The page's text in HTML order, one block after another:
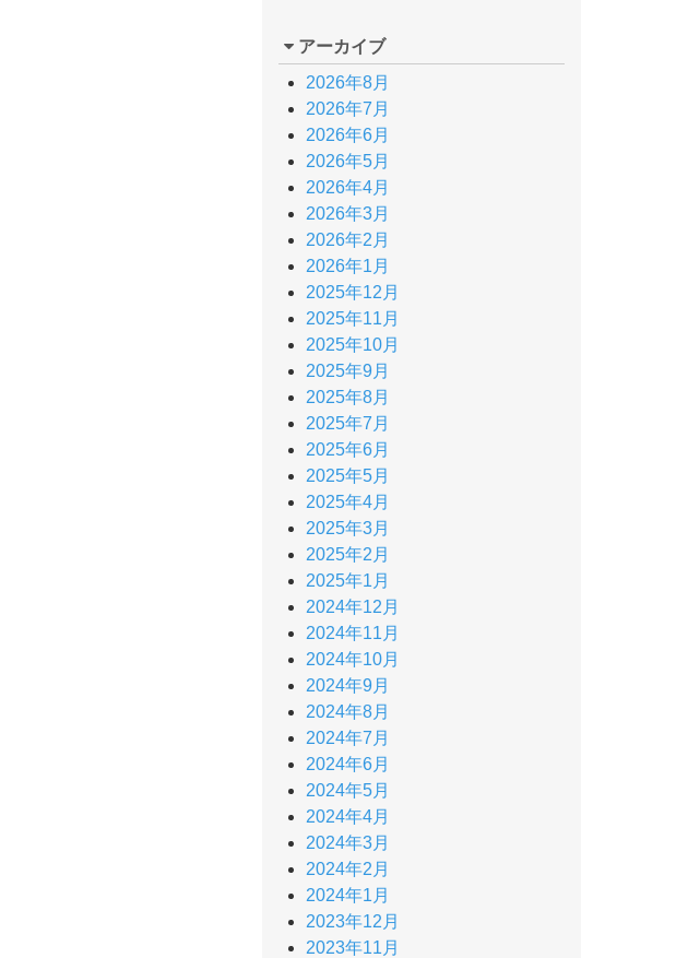
アーカイブ
2026年8月
2026年7月
2026年6月
2026年5月
2026年4月
2026年3月
2026年2月
2026年1月
2025年12月
2025年11月
2025年10月
2025年9月
2025年8月
2025年7月
2025年6月
2025年5月
2025年4月
2025年3月
2025年2月
2025年1月
2024年12月
2024年11月
2024年10月
2024年9月
2024年8月
2024年7月
2024年6月
2024年5月
2024年4月
2024年3月
2024年2月
2024年1月
2023年12月
2023年11月